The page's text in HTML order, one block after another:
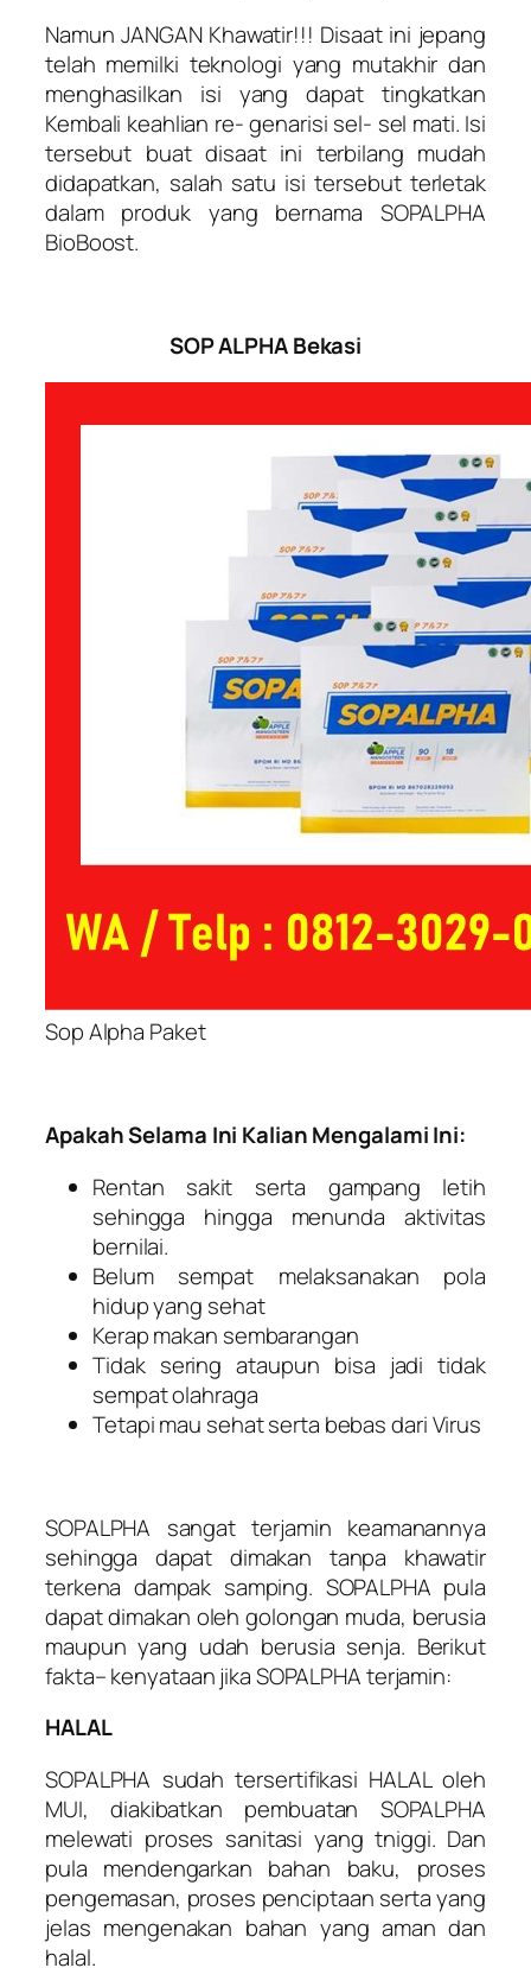
Namun JANGAN Khawatir!!! Disaat ini jepang
telah memilki teknologi yang mutakhir dan
menghasilkan isi yang dapat tingkatkan
Kembali keahlian re- genarisi sel- sel mati. Isi
tersebut buat disaat ini terbilang mudah
didapatkan, salah satu isi tersebut terletak
dalam produk yang bernama SOPALPHA
BioBoost.
SOP ALPHA Bekasi
Sop Alpha Paket
Apakah Selama Ini Kalian Mengalami Ini:
Rentan sakit serta gampang letih
sehingga hingga menunda aktivitas
bernilai.
Belum sempat melaksanakan pola
hidup yang sehat
Kerap makan sembarangan
Tidak sering ataupun bisa jadi tidak
sempat olahraga
Tetapi mau sehat serta bebas dari Virus
SOPALPHA sangat terjamin keamanannya
sehingga dapat dimakan tanpa khawatir
terkena dampak samping. SOPALPHA pula
dapat dimakan oleh golongan muda, berusia
maupun yang udah berusia senja. Berikut
fakta– kenyataan jika SOPALPHA terjamin:
HALAL
SOPALPHA sudah tersertifikasi HALAL oleh
MUI, diakibatkan pembuatan SOPALPHA
melewati proses sanitasi yang tniggi. Dan
pula mendengarkan bahan baku, proses
pengemasan, proses penciptaan serta yang
jelas mengenakan bahan yang aman dan
halal.